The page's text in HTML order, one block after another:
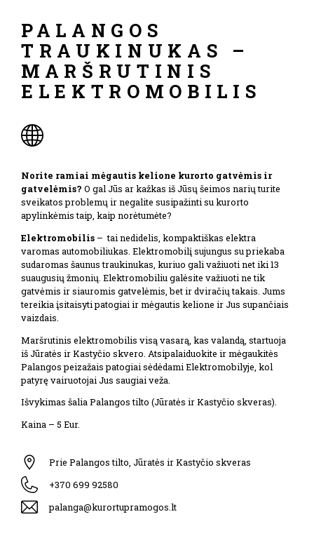
PALANGOS
TRAUKINUKAS –
MARŠRUTINIS
ELEKTROMOBILIS
Norite ramiai mėgautis kelione kurorto gatvėmis ir
gatvelėmis? O gal Jūs ar kažkas iš Jūsų šeimos narių turite
sveikatos problemų ir negalite susipažinti su kurorto
apylinkėmis taip, kaip norėtumėte?
Elektromobilis – tai nedidelis, kompaktiškas elektra
varomas automobiliukas. Elektromobilį sujungus su priekaba
sudaromas šaunus traukinukas, kuriuo gali važiuoti net iki 13
suaugusių žmonių. Elektromobiliu galėsite važiuoti ne tik
gatvėmis ir siauromis gatvelėmis, bet ir dviračių takais. Jums
tereikia įsitaisyti patogiai ir mėgautis kelione ir Jus supančiais
vaizdais.
Maršrutinis elektromobilis visą vasarą, kas valandą, startuoja
iš Jūratės ir Kastyčio skvero. Atsipalaiduokite ir mėgaukitės
Palangos peizažais patogiai sėdėdami Elektromobilyje, kol
patyrę vairuotojai Jus saugiai veža.
Išvykimas šalia Palangos tilto (Jūratės ir Kastyčio skveras).
Kaina – 5 Eur.
Prie Palangos tilto, Jūratės ir Kastyčio skveras
+370 699 92580
palanga@kurortupramogos.lt